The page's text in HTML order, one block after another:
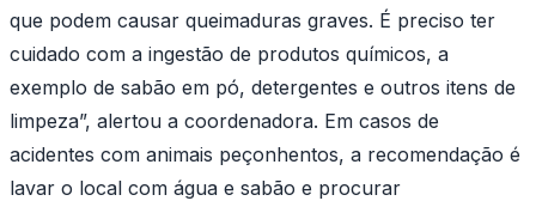
que podem causar queimaduras graves. É preciso ter
cuidado com a ingestão de produtos químicos, a
exemplo de sabão em pó, detergentes e outros itens de
limpeza”, alertou a coordenadora. Em casos de
acidentes com animais peçonhentos, a recomendação é
lavar o local com água e sabão e procurar